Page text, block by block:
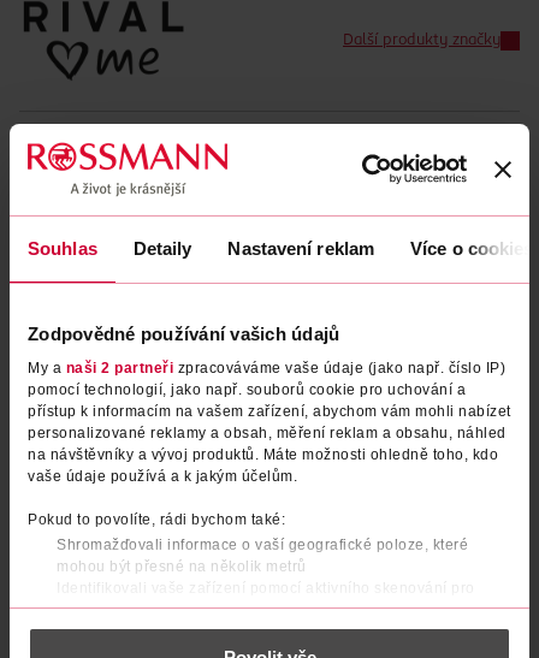
Souhlas Detaily Nastavení reklam Více o cookies
Zodpovědné používání vašich údajů
My a naši 2 partneři zpracováváme vaše údaje (jako např. číslo IP)
pomocí technologií, jako např. souborů cookie pro uchování a
přístup k informacím na vašem zařízení, abychom vám mohli nabízet
personalizované reklamy a obsah, měření reklam a obsahu, náhled
na návštěvníky a vývoj produktů. Máte možnosti ohledně toho, kdo
vaše údaje používá a k jakým účelům.
Pokud to povolíte, rádi bychom také:
Shromažďovali informace o vaší geografické poloze, které
mohou být přesné na několik metrů
Identifikovali vaše zařízení pomocí aktivního skenování pro
konkrétní charakteristiky (otisk prstu)
Zjistěte více o tom, jak zpracováváme vaše osobní údaje, a nastavte
Další produkty značky
Běžná cena: 61 Kč/10 ml
Uvedené ceny jsou včetně DPH
Obj. č.:
982436
Lak na nehty Glitter Effect 09
dazzling diamonds
54.90 Kč
Lak na nehty UV gel 08 night
out